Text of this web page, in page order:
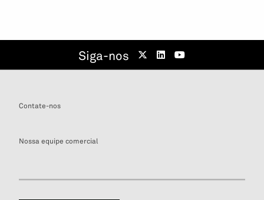
Siga-nos
Contate-nos
Nossa equipe comercial